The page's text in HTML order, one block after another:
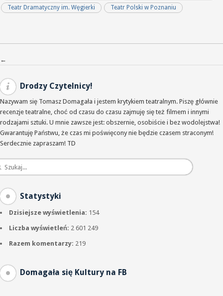
Teatr Dramatyczny im. Węgierki
Teatr Polski w Poznaniu
Nawigacja po wpisach
←
Drodzy Czytelnicy!
Nazywam się Tomasz Domagała i jestem krytykiem teatralnym. Piszę głównie
recenzje teatralne, choć od czasu do czasu zajmuję się też filmem i innymi
rodzajami sztuki. U mnie zawsze jest: obszernie, osobiście i bez wodolejstwa!
Gwarantuję Państwu, że czas mi poświęcony nie będzie czasem straconym!
Serdecznie zapraszam! TD
Statystyki
Dzisiejsze wyświetlenia: 154
Liczba wyświetleń: 2 601 249
Razem komentarzy: 219
Domagała się Kultury na FB